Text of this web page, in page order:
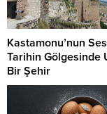
Kastamonu’nun
Tarihin Gölgesinde
Bir Şehir